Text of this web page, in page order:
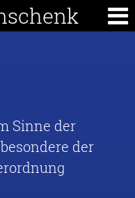
Sinne der
der